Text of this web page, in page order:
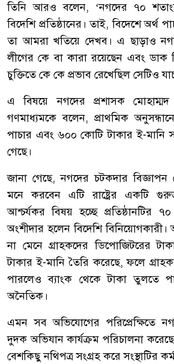
তিনি আরও বলেন, ‘নগদের ৭০
বিদেশি প্রতিষ্ঠানের। তাই, বিদেশে অর্থ
তা আমরা খতিয়ে দেখব। এ ছাড়াও
লীগের কে বা কারা রয়েছেন এবং ডাক
চুক্তিতে কে কে প্রভাব রেখেছিল সেটিও
এ বিষয়ে নগদের প্রশাসক মোহাম্মদ
গণমাধ্যমকে বলেন, প্রাথমিক
পাচার এবং ৬০০ কোটি টাকার ই-মানি
গেছে।
জানা গেছে, নগদের চটকদার
মনে করবেন এটি রাষ্ট্রের একটি
আশ্চর্যকর বিষয় হচ্ছে প্রতিষ্ঠানটির
অংশীদার হলেন বিদেশি
না মেনে গ্রাহকদের ডিপোজিটরের
টাকার ই-মানি তৈরি করেছে, ফলে
পারলেও ব্যাংক থেকে টাকা তুলতে
অনৈতিক।
এমন সব অভিযোগের পরিপ্রেক্ষিতে
দুদক অভিযান কার্যক্রম পরিচালনা
বেশকিছু নথিপত্র সংগ্রহ করে সংস্থাটির